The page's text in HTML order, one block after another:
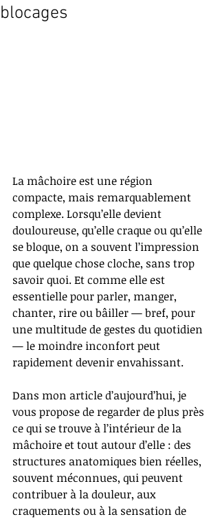
blocages
La mâchoire est une région
compacte, mais remarquablement
complexe. Lorsqu’elle devient
douloureuse, qu’elle craque ou qu’elle
se bloque, on a souvent l’impression
que quelque chose cloche, sans trop
savoir quoi. Et comme elle est
essentielle pour parler, manger,
chanter, rire ou bâiller — bref, pour
une multitude de gestes du quotidien
— le moindre inconfort peut
rapidement devenir envahissant.
Dans mon article d’aujourd’hui, je
vous propose de regarder de plus près
ce qui se trouve à l’intérieur de la
mâchoire et tout autour d’elle : des
structures anatomiques bien réelles,
souvent méconnues, qui peuvent
contribuer à la douleur, aux
craquements ou à la sensation de